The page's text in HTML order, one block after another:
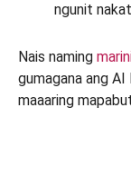
ngunit
Nais naming
gumagana ang
maaaring